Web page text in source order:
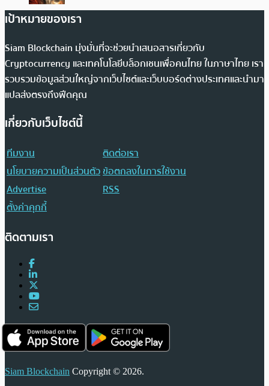
เป้าหมายของเรา
Siam Blockchain มุ่งมั่นที่จะช่วยนำเสนอสารเกี่ยวกับ
Cryptocurrency และเทคโนโลยีบล็อกเชนเพื่อคนไทย ในภาษาไทย เรา
รวบรวมข้อมูลส่วนใหญ่จากเว็บไซต์และเว็บบอร์ดต่างประเทศและนำมา
แปลส่งตรงถึงฟีดคุณ
เกี่ยวกับเว็บไซต์นี้
ทีมงาน
ติดต่อเรา
นโยบายความเป็นส่วนตัวข้อตกลงในการใช้งาน
Advertise
RSS
ตั้งค่าคุกกี้
ติดตามเรา
Siam Blockchain Copyright © 2026.